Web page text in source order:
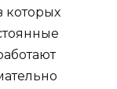
которых